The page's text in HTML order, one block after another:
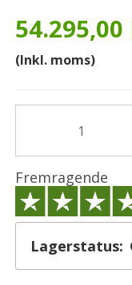
54.295,00
(Inkl. moms)
Fremragende
Lagerstatus: